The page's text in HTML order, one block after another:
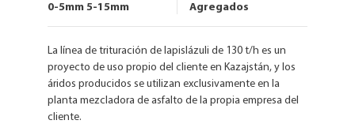
0-5mm 5-15mm
Agregados
La línea de trituración de lapislázuli de 130 t/h es un
proyecto de uso propio del cliente en Kazajstán, y los
áridos producidos se utilizan exclusivamente en la
planta mezcladora de asfalto de la propia empresa del
cliente.